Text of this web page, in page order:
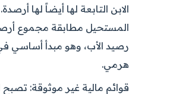
الابن التابعة لها أيضاً لها
المستحيل مطابقة مجموع
رصيد الأب، وهو مبدأ أساسي
هرمي.
قوائم مالية غير موثوقة: تصبح